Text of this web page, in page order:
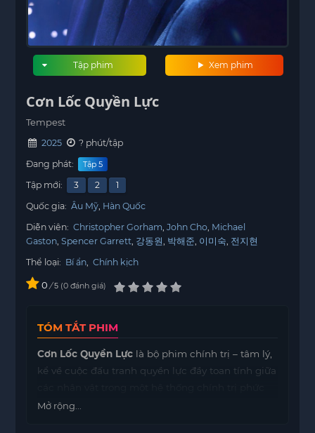
Xem phim
Tập phim
Cơn Lốc Quyền Lực
Tempest
2025
? phút/tập
Đang phát:
Tập 5
Tập mới: 3 2
1
Quốc gia: Âu Mỹ Hàn Quốc
Diễn viên: Christopher Gorham John Cho Michael
Gaston Spencer Garrett 강동원 박해준 이미숙 전지현
Thể loại: Bí ẩn Chính kịch
0 / 5 0 đánh giá
TÓM TẮT PHIM
Cơn Lốc Quyền Lực là bộ phim chính trị – tâm lý,
kể về cuộc đấu tranh quyền lực đầy toan tính giữa
tạp. Nhân vật chính phải đối mặt với âm mưu,
Mở rộng...